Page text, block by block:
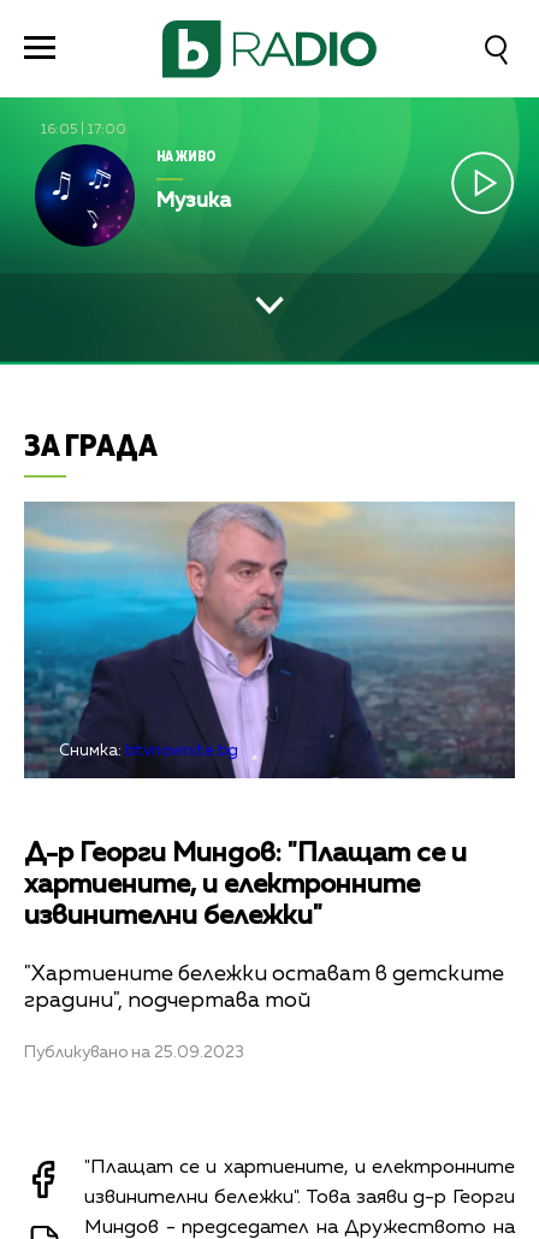
16:05 17:00
НА ЖИВО
Музика
ЗА ГРАДА
Снимка: btvnovinite.bg
Д-р Георги Миндов: "Плащат се и
хартиените, и електронните
извинителни бележки"
"Хартиените бележки остават в детските
градини", подчертава той
Публикувано на 25.09.2023
"Плащат се и хартиените, и електронните
извинителни бележки". Това заяви д-р Георги
Миндов - председател на Дружеството на